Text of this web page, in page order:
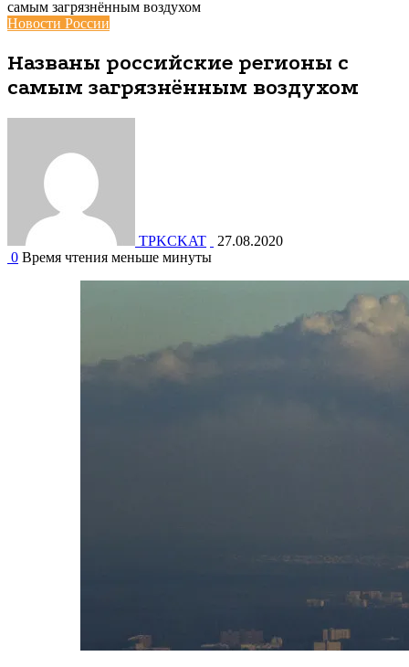
самым загрязнённым воздухом
Новости России
Названы российские регионы с
самым загрязнённым воздухом
TPKCKAT
27.08.2020
0 Время чтения меньше минуты